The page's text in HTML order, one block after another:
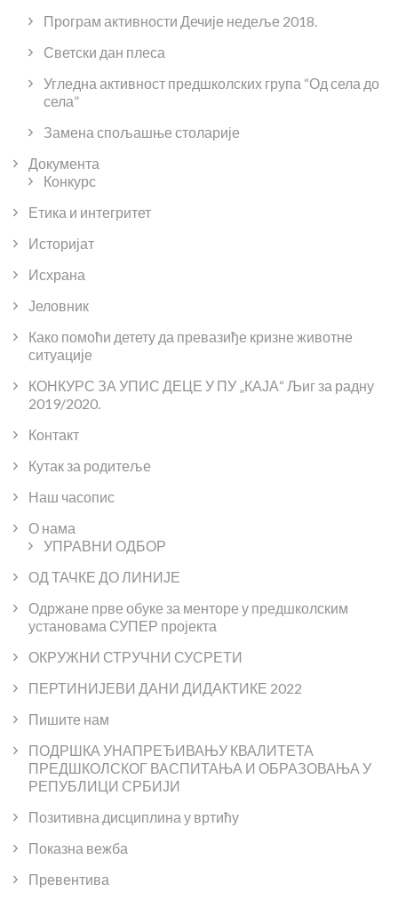
Програм активности Дечије недеље 2018.
Светски дан плеса
Угледна активност предшколских група “Од села до
села”
Замена спољашње столарије
Документа
Конкурс
Етика и интегритет
Историјат
Исхрана
Јеловник
Како помоћи детету да превазиђе кризне животне
ситуације
КОНКУРС ЗА УПИС ДЕЦЕ У ПУ „КАЈА“ Љиг за радну
2019/2020.
Контакт
Кутак за родитеље
Наш часопис
О нама
УПРАВНИ ОДБОР
ОД ТАЧКЕ ДО ЛИНИЈЕ
Одржане прве обуке за менторе у предшколским
установама СУПЕР пројекта
ОКРУЖНИ СТРУЧНИ СУСРЕТИ
ПЕРТИНИЈЕВИ ДАНИ ДИДАКТИКЕ 2022
Пишите нам
ПОДРШКА УНАПРЕЂИВАЊУ КВАЛИТЕТА
ПРЕДШКОЛСКОГ ВАСПИТАЊА И ОБРАЗОВАЊА У
РЕПУБЛИЦИ СРБИЈИ
Позитивна дисциплина у вртићу
Показна вежба
Превентива